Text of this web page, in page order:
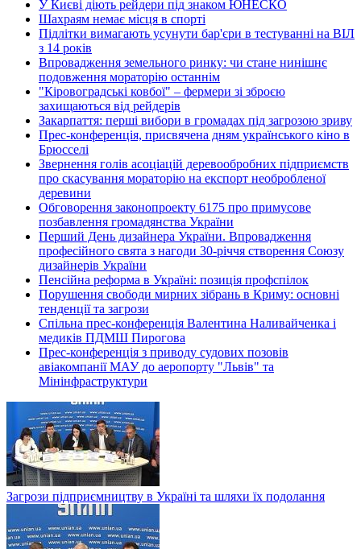
У Києві діють рейдери під знаком ЮНЕСКО
Шахраям немає місця в спорті
Підлітки вимагають усунути бар'єри в тестуванні на ВІЛ
з 14 років
Впровадження земельного ринку: чи стане нинішнє
подовження мораторію останнім
"Кіровоградські ковбої" – фермери зі зброєю
захищаються від рейдерів
Закарпаття: перші вибори в громадах під загрозою зриву
Прес-конференція, присвячена дням українського кіно в
Брюсселі
Звернення голів асоціацій деревообробних підприємств
про скасування мораторію на експорт необробленої
деревини
Обговорення законопроекту 6175 про примусове
позбавлення громадянства України
Перший День дизайнера України. Впровадження
професійного свята з нагоди 30-річчя створення Союзу
дизайнерів України
Пенсійна реформа в Україні: позиція профспілок
Порушення свободи мирних зібрань в Криму: основні
тенденції та загрози
Спільна прес-конференція Валентина Наливайченка і
медиків ПДМШ Пирогова
Прес-конференція з приводу судових позовів
авіакомпанії МАУ до аеропорту "Львів" та
Мінінфраструктури
Загрози підприємництву в Україні та шляхи їх подолання